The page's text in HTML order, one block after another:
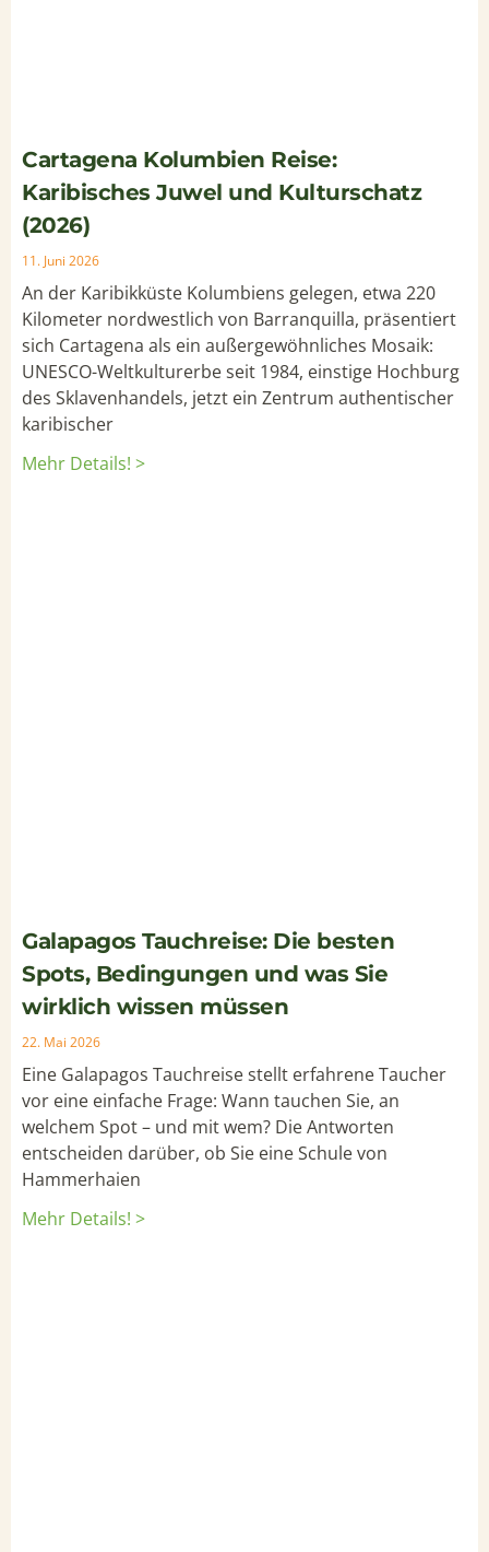
Cartagena Kolumbien Reise:
Karibisches Juwel und Kulturschatz
(2026)
11. Juni 2026
An der Karibikküste Kolumbiens gelegen, etwa 220
Kilometer nordwestlich von Barranquilla, präsentiert
sich Cartagena als ein außergewöhnliches Mosaik:
UNESCO-Weltkulturerbe seit 1984, einstige Hochburg
des Sklavenhandels, jetzt ein Zentrum authentischer
karibischer
Mehr Details! >
Galapagos Tauchreise: Die besten
Spots, Bedingungen und was Sie
wirklich wissen müssen
22. Mai 2026
Eine Galapagos Tauchreise stellt erfahrene Taucher
vor eine einfache Frage: Wann tauchen Sie, an
welchem Spot – und mit wem? Die Antworten
entscheiden darüber, ob Sie eine Schule von
Hammerhaien
Mehr Details! >